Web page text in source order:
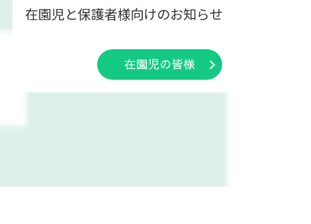
在園児と保護者様向けのお知らせ
在園児の皆様